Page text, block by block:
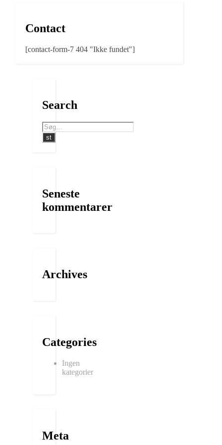
Contact
[contact-form-7 404 "Ikke fundet"]
Search
Seneste
kommentarer
Archives
Categories
Ingen
kategorier
Meta